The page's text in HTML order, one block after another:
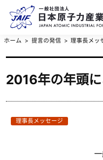
ホーム 提言の発信 理事長メッ
2016年の年頭に
理事長メッセージ